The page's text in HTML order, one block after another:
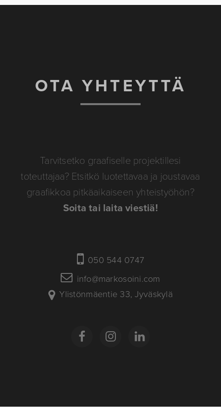
OTA YHTEYTTÄ
Tarvitsetko graafiselle projektillesi
toteuttajaa? Etsitkö luotettavaa ja joustavaa
graafikkoa pitkäaikaiseen yhteistyöhön?
Soita tai laita viestiä!
050 544 0747
info@markosoini.com
Ylistönmäentie 33, Jyväskylä